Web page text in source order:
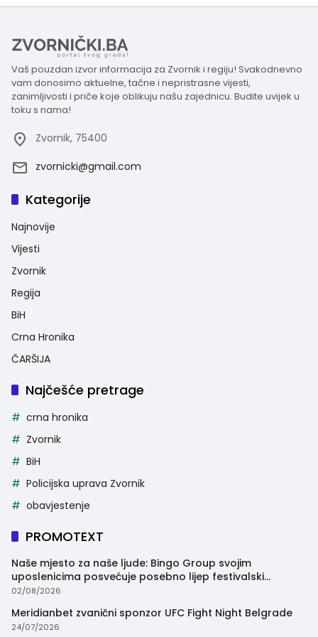
Vaš pouzdan izvor informacija za Zvornik i regiju! Svakodnevno
vam donosimo aktuelne, tačne i nepristrasne vijesti,
zanimljivosti i priče koje oblikuju našu zajednicu. Budite uvijek u
toku s nama!
Zvornik, 75400
zvornicki@gmail.com
Kategorije
Najnovije
Vijesti
Zvornik
Regija
BiH
Crna Hronika
ČARŠIJA
Najčešće pretrage
crna hronika
Zvornik
BiH
Policijska uprava Zvornik
obavjestenje
PROMOTEXT
Naše mjesto za naše ljude: Bingo Group svojim
uposlenicima posvećuje posebno lijep festivalski
trenutak
02/08/2026
Meridianbet zvanični sponzor UFC Fight Night Belgrade
24/07/2026